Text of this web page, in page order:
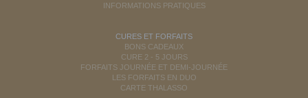
INFORMATIONS PRATIQUES
CURES ET FORFAITS
BONS CADEAUX
CURE 2 - 5 JOURS
FORFAITS JOURNÉE ET DEMI-JOURNÉE
LES FORFAITS EN DUO
CARTE THALASSO